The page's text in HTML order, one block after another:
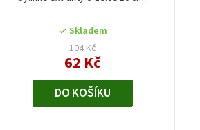
Skladem
104 Kč
62 Kč
DO KOŠÍKU